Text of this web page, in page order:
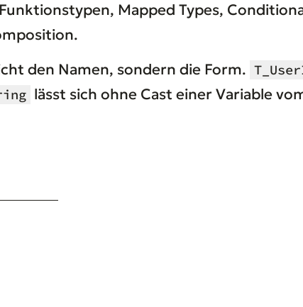
Mapped Types,
den Namen, sondern die Form.
lässt sich ohne Cast einer Variable